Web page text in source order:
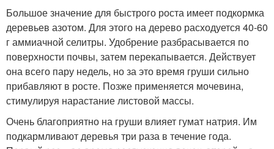
Большое значение для быстрого роста имеет подкормка
деревьев азотом. Для этого на дерево расходуется 40-60
г аммиачной селитры. Удобрение разбрасывается по
поверхности почвы, затем перекапывается. Действует
она всего пару недель, но за это время груши сильно
прибавляют в росте. Позже применяется мочевина,
стимулируя нарастание листовой массы.
Очень благоприятно на груши влияет гумат натрия. Им
подкармливают деревья три раза в течение года.